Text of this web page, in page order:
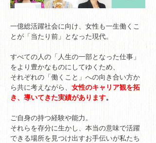
一億総活躍社会に向け、女性も一生働くこ
とが「当たり前」となった現代。
すべての人の「人生の一部となった仕事」
をより豊かなものにしてゆくため、
それぞれの「働くこと」への向き合い方か
ら共に考えながら、 女性のキャリア観を拓
き、導いてきた実績があります。
ご自身の持つ経験や能力。
それらを存分に生かし、本当の意味で活躍
できる場所を見つけ出すお手伝いが私たち